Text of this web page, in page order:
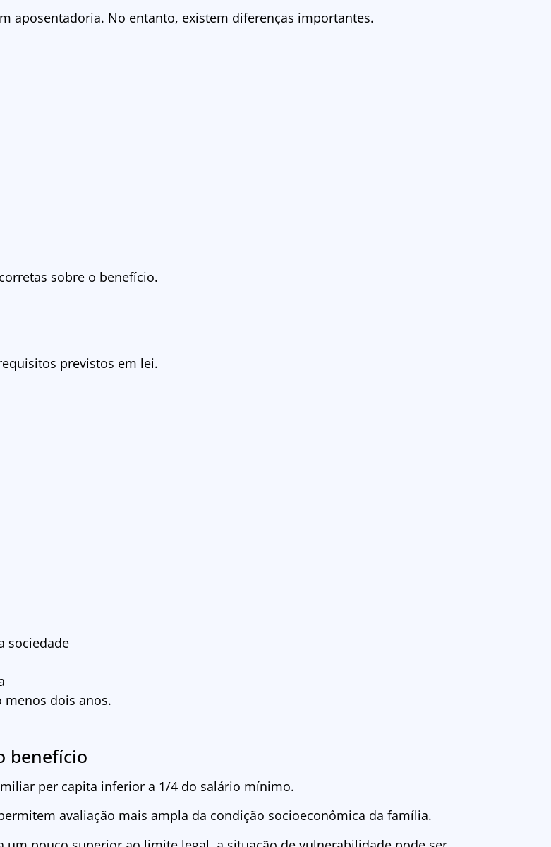
aposentadoria. No entanto, existem diferenças importantes.
sobre o benefício.
previstos em lei.
sociedade
dois anos.
benefício
per capita inferior a 1/4 do salário mínimo.
avaliação mais ampla da condição socioeconômica da família.